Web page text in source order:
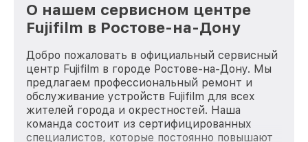
О нашем сервисном центре
Fujifilm в Ростове-на-Дону
Добро пожаловать в официальный сервисный
центр Fujifilm в городе Ростове-на-Дону. Мы
предлагаем профессиональный ремонт и
обслуживание устройств Fujifilm для всех
жителей города и окрестностей. Наша
команда состоит из сертифицированных
специалистов, которые постоянно повышают